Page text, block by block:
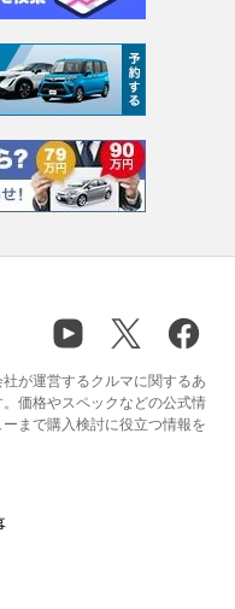
が運営するクルマに関するあ
価格やスペックなどの公式情
まで購入検討に役立つ情報を